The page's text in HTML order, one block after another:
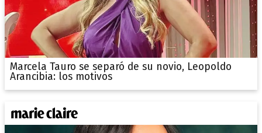
Marcela Tauro se separó de su novio, Leopoldo
Arancibia: los motivos